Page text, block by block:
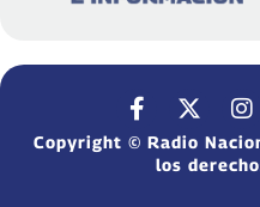
Copyright © Radio
los